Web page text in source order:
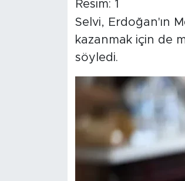
Selvi, Erdoğan'ın
kazanmak için de
söyledi.
SİYASET
FOTO GALERİ